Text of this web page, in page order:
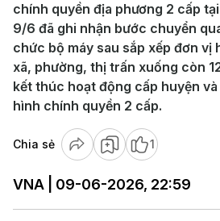
chính quyền địa phương 2 cấp
9/6 đã ghi nhận bước chuyển
chức bộ máy sau sắp xếp đơn vị
xã, phường, thị trấn xuống còn
kết thúc hoạt động cấp huyện
hình chính quyền 2 cấp.
Chia sẻ 1
VNA | 09-06-2026, 22:59